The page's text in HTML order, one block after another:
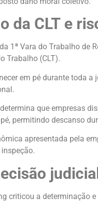
da CLT e
1ª Vara do Trabalho
Trabalho (CLT).
em pé durante toda
que empresas
permitindo descanso
apresentada pela
criticou a determinação